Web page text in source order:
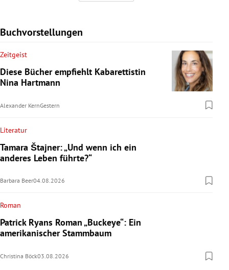
Buchvorstellungen
Zeitgeist
Diese Bücher empfiehlt Kabarettistin
Nina Hartmann
Alexander KernGestern
Literatur
Tamara Štajner: „Und wenn ich ein
anderes Leben führte?“
Barbara Beer04.08.2026
Roman
Patrick Ryans Roman „Buckeye“: Ein
amerikanischer Stammbaum
Christina Böck03.08.2026